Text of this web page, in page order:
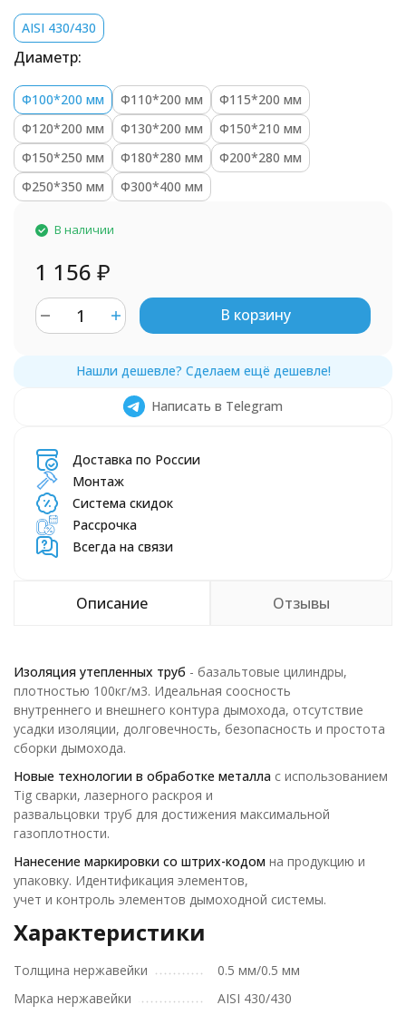
AISI 430/430
Диаметр:
Ф100*200 мм Ф110*200 мм
Ф115*200 мм
Ф120*200 мм
Ф130*200 мм
Ф150*210 мм
Ф150*250 мм
Ф180*280 мм
Ф200*280 мм
Ф250*350 мм
Ф300*400 мм
В наличии
1 156 ₽
В корзину
Написать в Telegram
Доставка по России
Монтаж
Система скидок
Рассрочка
Всегда на связи
Описание Отзывы
Изоляция утепленных труб - базальтовые цилиндры,
плотностью 100кг/м3. Идеальная соосность
внутреннего и внешнего контура дымохода, отсутствие
усадки изоляции, долговечность, безопасность и простота
сборки дымохода.
Новые технологии в обработке металла с использованием
Tig сварки, лазерного раскроя и
развальцовки труб для достижения максимальной
газоплотности.
Нанесение маркировки со штрих-кодом на продукцию и
упаковку. Идентификация элементов,
учет и контроль элементов дымоходной системы.
Характеристики
Толщина нержавейки
0.5 мм/0.5 мм
Марка нержавейки
AISI 430/430